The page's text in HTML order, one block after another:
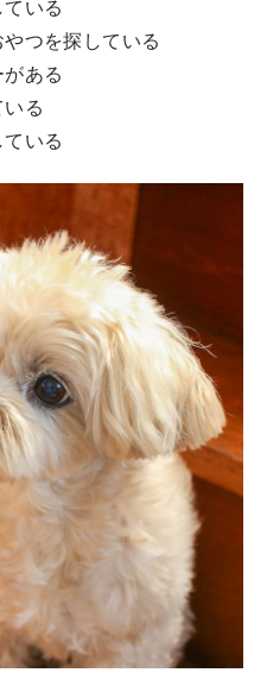
いる
つを探している
ある
る
いる